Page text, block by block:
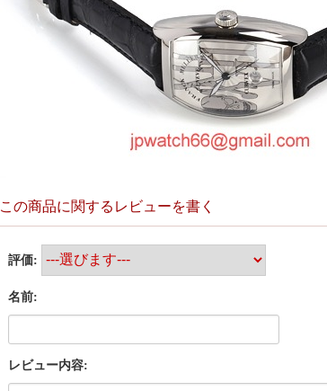
この商品に関するレビューを書く
評価:
名前:
レビュー内容: